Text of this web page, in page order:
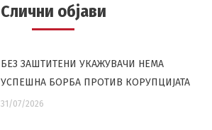
Слични објави
БЕЗ ЗАШТИТЕНИ УКАЖУВАЧИ НЕМА
УСПЕШНА БОРБА ПРОТИВ КОРУПЦИЈАТА
31/07/2026